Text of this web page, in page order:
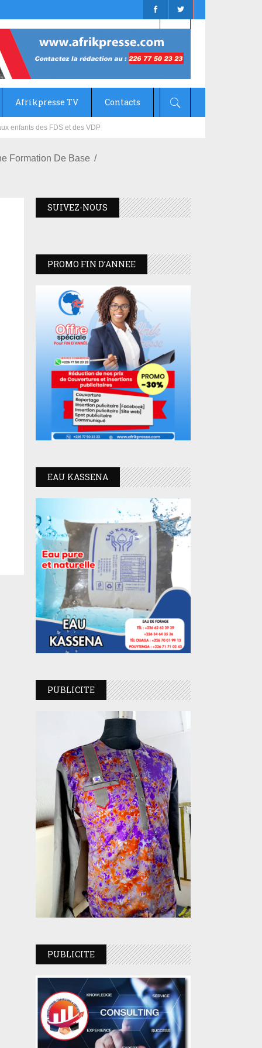
Afrikpresse TV Contacts
Formation De Base
SUIVEZ-NOUS
PROMO FIN D’ANNEE
EAU KASSENA
PUBLICITE
PUBLICITE